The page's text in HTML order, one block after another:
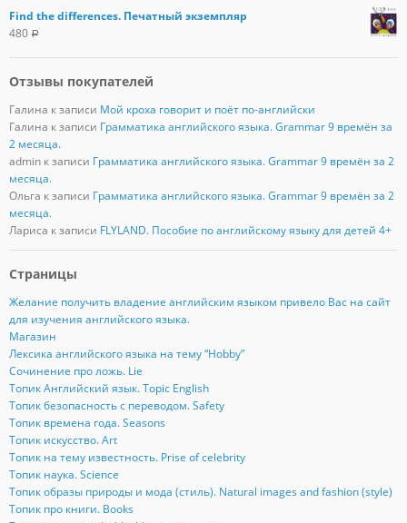
Find the differences. Печатный экземпляр
480 Р
Отзывы покупателей
Галина к записи Мой кроха говорит и поёт по-английски
Галина к записи Грамматика английского языка. Grammar 9 времён за
2 месяца.
adminк записи Грамматика английского языка. Grammar 9 времён за 2
месяца.
Ольга к записи Грамматика английского языка. Grammar 9 времён за 2
месяца.
Лариса к записи FLYLAND. Пособие по английскому языку для детей 4+
Страницы
Желание получить владение английским языком привело Вас на сайт
для изучения английского языка.
Магазин
Лексика английского языка на тему “Hobby”
Сочинение про ложь. Lie
Топик Английский язык. Topic English
Топик безопасность с переводом. Safety
Топик времена года. Seasons
Топик искусство. Art
Топик на тему известность. Prise of celebrity
Топик наука. Science
Топик образы природы и мода (стиль). Natural images and fashion (style)
Топик про книги. Books